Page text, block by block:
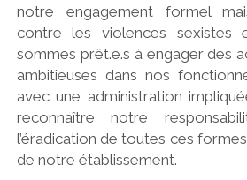
notre engagement formel
contre les violences sexistes
sommes prêt.e.s à engager des
ambitieuses dans nos
avec une administration
reconnaître notre
l’éradication de toutes ces
de notre établissement.